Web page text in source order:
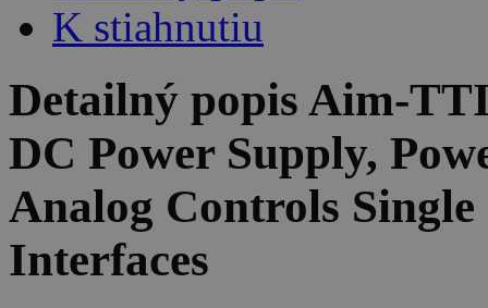
K stiahnutiu
Detailný popis Aim-
DC Power Supply,
Analog Controls
Interfaces